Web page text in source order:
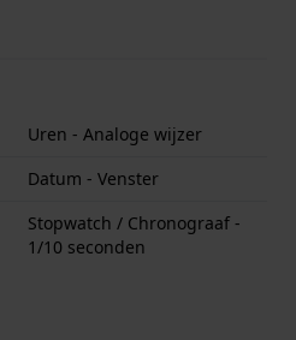
Uren - Analoge wijzer
Datum - Venster
Stopwatch / Chronograaf -
1/10 seconden